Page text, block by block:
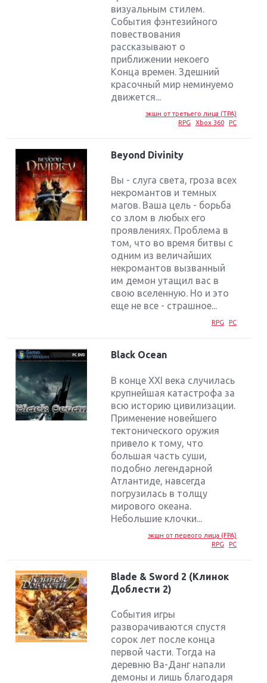
визуальным стилем.
События фэнтезийного
повествования
рассказывают о
приближении некоего
Конца времен. Здешний
красочный мир неминуемо
движется...
экшн от третьего лица (TPA)
RPG
Xbox 360 PC
Beyond Divinity
Вы - слуга света, гроза всех
некромантов и темных
магов. Ваша цель - борьба
со злом в любых его
проявлениях. Проблема в
том, что во время битвы с
одним из величайших
некромантов вызванный
им демон утащил вас в
свою вселенную. Но и это
еще не все - страшное...
RPG PC
Black Ocean
В конце XXI века случилась
крупнейшая катастрофа за
всю историю цивилизации.
Применение новейшего
тектонического оружия
привело к тому, что
большая часть суши,
подобно легендарной
Атлантиде, навсегда
погрузилась в толщу
мирового океана.
Небольшие клочки...
экшн от первого лица (FPA)
RPG
PC
Blade & Sword 2 (Клинок
Доблести 2)
События игры
разворачиваются спустя
сорок лет после конца
первой части. Тогда на
деревню Ва-Данг напали
демоны и лишь благодаря